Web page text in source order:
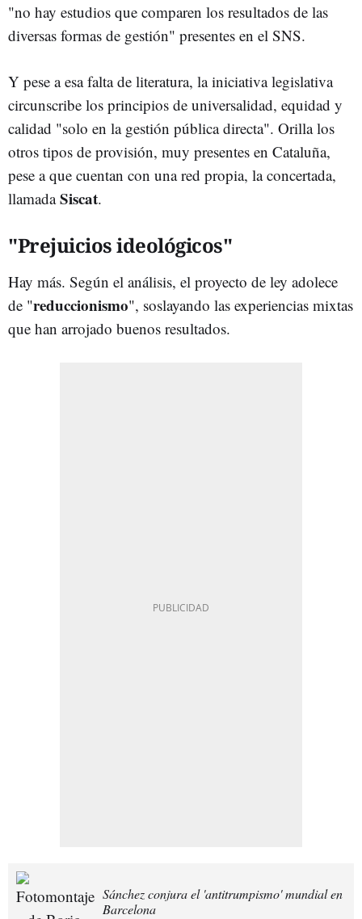
"no hay estudios que comparen los resultados de las
diversas formas de gestión" presentes en el SNS.
Y pese a esa falta de literatura, la iniciativa legislativa
circunscribe los principios de universalidad, equidad y
calidad "solo en la gestión pública directa". Orilla los
otros tipos de provisión, muy presentes en Cataluña,
pese a que cuentan con una red propia, la concertada,
llamadaSiscat.
"Prejuicios ideológicos"
Hay más. Según el análisis, el proyecto de ley adolece
de "reduccionismo", soslayando las experiencias mixtas
que han arrojado buenos resultados.
Sánchez conjura el 'antitrumpismo' mundial en
Barcelona